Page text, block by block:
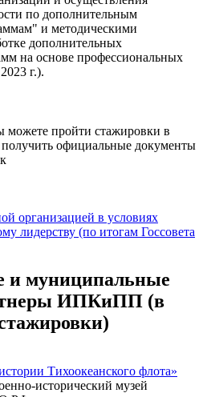
по дополнительным
и методическими
дополнительных
на основе профессиональных
г.).
можете пройти стажировки в
официальные документы
организацией в условиях
лидерству (по итогам Госсовета
и муниципальные
ИПКиПП (в
Тихоокеанского флота»
исторический музей